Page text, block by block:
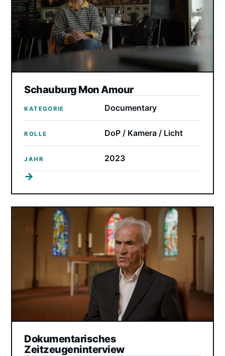
Schauburg Mon Amour
KATEGORIE Documentary
ROLLE DoP / Kamera / Licht
JAHR 2023
→
Dokumentarisches
Zeitzeugeninterview